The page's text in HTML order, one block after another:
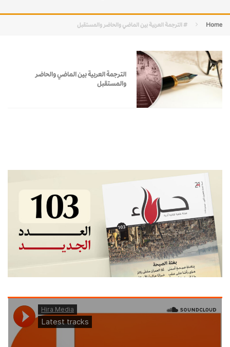
Home # الترجمة العربية بين الماضي والحاضر والمستقبل
الترجمة العربية بين الماضي والحاضر
والمستقبل